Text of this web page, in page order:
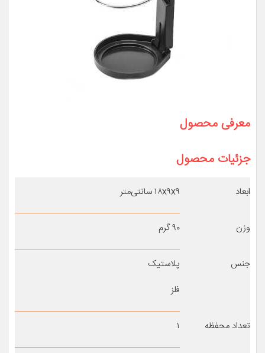
معرفی محصول
جزئیات محصول
ابعاد ۱۸x۹x۹ سانتی‌متر
وزن ۹۰ گرم
جنس
پلاستیک
فلز
تعداد محفظه ۱